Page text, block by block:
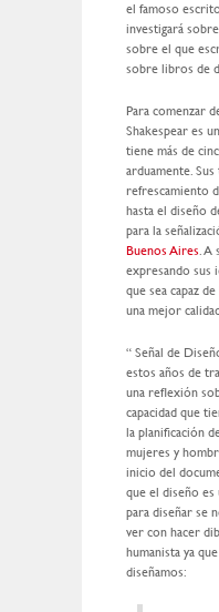
el famoso
investigará
sobre el que
sobre libros de
Para comenzar
Shakespear es
tiene más de
arduamente.
refrescamiento
hasta el diseño
para la
Buenos Aires. A
expresando sus
que sea capaz
una mejor
“ Señal de
estos años de
una reflexión
capacidad que
la planificación
mujeres y
inicio del
que el diseño es
para diseñar se
ver con hacer
humanista ya
diseñamos: